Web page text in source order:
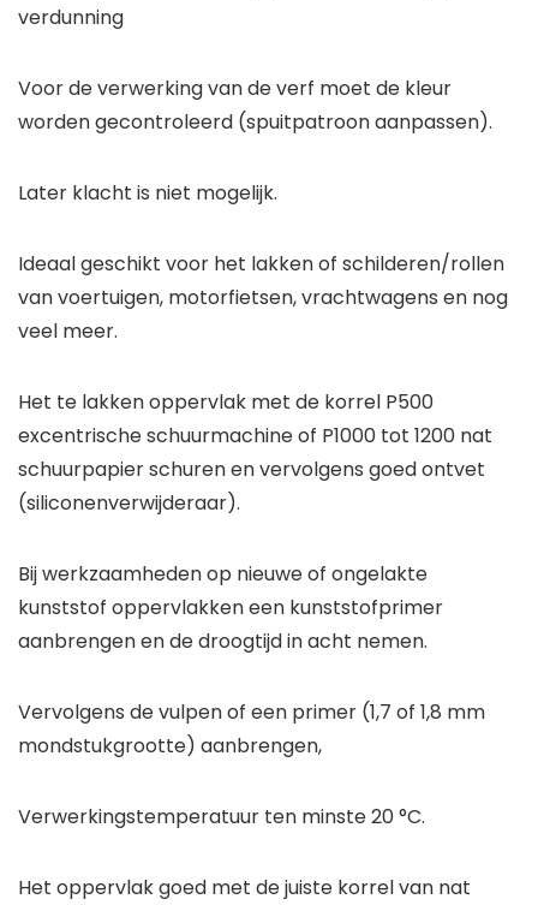
verdunning
Voor de verwerking van de verf moet de kleur
worden gecontroleerd (spuitpatroon aanpassen).
Later klacht is niet mogelijk.
Ideaal geschikt voor het lakken of schilderen/rollen
van voertuigen, motorfietsen, vrachtwagens en nog
veel meer.
Het te lakken oppervlak met de korrel P500
excentrische schuurmachine of P1000 tot 1200 nat
schuurpapier schuren en vervolgens goed ontvet
(siliconenverwijderaar).
Bij werkzaamheden op nieuwe of ongelakte
kunststof oppervlakken een kunststofprimer
aanbrengen en de droogtijd in acht nemen.
Vervolgens de vulpen of een primer (1,7 of 1,8 mm
mondstukgrootte) aanbrengen,
Verwerkingstemperatuur ten minste 20 °C.
Het oppervlak goed met de juiste korrel van nat